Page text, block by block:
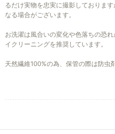
るだけ実物を忠実に撮影しておりま
なる場合がございます。
お洗濯は風合いの変化や色落ちの恐
イクリーニングを推奨しています。
天然繊維100%の為、保管の際は防虫